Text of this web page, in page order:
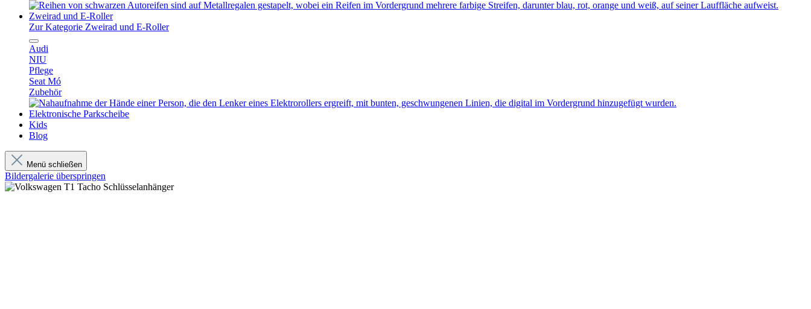
Zweirad und E-Roller
Zur Kategorie Zweirad und E-Roller
Audi
NIU
Pflege
Seat Mó
Zubehör
Elektronische Parkscheibe
Kids
Blog
Menü schließen
Bildergalerie überspringen